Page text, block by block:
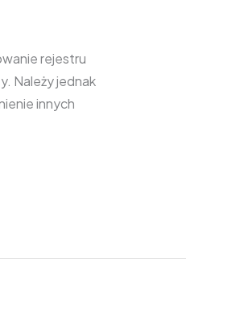
rejestru
Należy jednak
innych